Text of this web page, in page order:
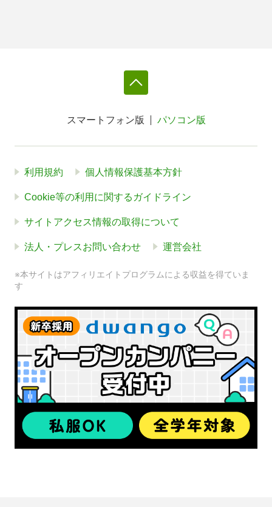
スマートフォン版 パソコン版
利用規約 個人情報保護基本方針
Cookie等の利用に関するガイドライン
サイトアクセス情報の取得について
法人・プレスお問い合わせ 運営会社
※本サイトはアフィリエイトプログラムによる収益を得ていま
す